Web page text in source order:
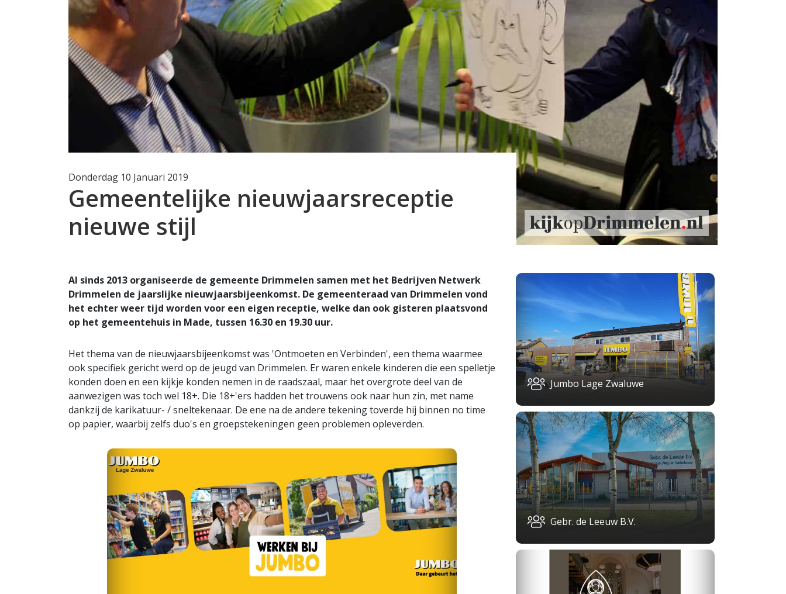
Donderdag 10 Januari 2019
Gemeentelijke nieuwjaarsreceptie
nieuwe stijl
Al sinds 2013 organiseerde de gemeente Drimmelen samen met het Bedrijven Netwerk
Drimmelen de jaarslijke nieuwjaarsbijeenkomst. De gemeenteraad van Drimmelen vond
het echter weer tijd worden voor een eigen receptie, welke dan ook gisteren plaatsvond
op het gemeentehuis in Made, tussen 16.30 en 19.30 uur.
Het thema van de nieuwjaarsbijeenkomst was 'Ontmoeten en Verbinden', een thema waarmee
ook specifiek gericht werd op de jeugd van Drimmelen. Er waren enkele kinderen die een spelletje
konden doen en een kijkje konden nemen in de raadszaal, maar het overgrote deel van de
aanwezigen was toch wel 18+. Die 18+'ers hadden het trouwens ook naar hun zin, met name
dankzij de karikatuur- / sneltekenaar. De ene na de andere tekening toverde hij binnen no time
op papier, waarbij zelfs duo's en groepstekeningen geen problemen opleverden.
Jumbo Lage Zwaluwe
Gebr. de Leeuw B.V.